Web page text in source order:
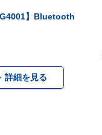
】Bluetooth
詳細を見る